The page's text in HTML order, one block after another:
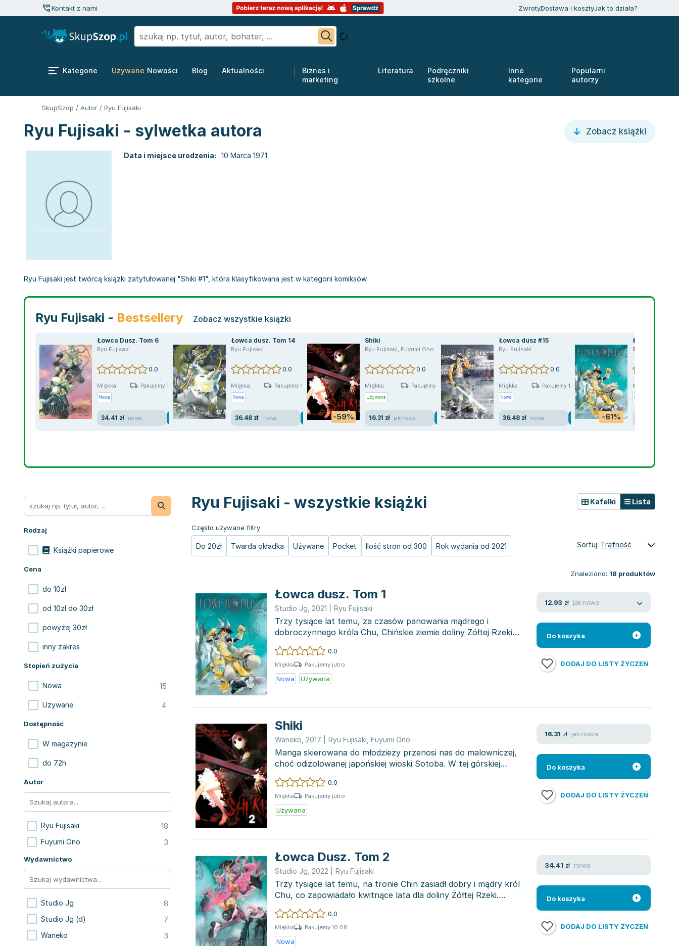
Kontakt z nami ZwrotyDostawa i kosztyJak to działa?
Kategorie Używane Nowości Blog Aktualności
Biznes i
marketing
Literatura
Podręczniki
szkolne
Inne
kategorie
Popularni
autorzy
SkupSzop / Autor / Ryu Fujisaki
Ryu Fujisaki - sylwetka autora Zobacz książki
Data i miejsce urodzenia: 10 Marca 1971
Ryu Fujisaki jest twórcą książki zatytułowanej "Shiki #1", która klasyfikowana jest w kategorii komiksów.
Ryu Fujisaki - Bestsellery Zobacz wszystkie książki
Łowca Dusz. Tom 6
Ryu Fujisaki
0.0
Miękka Pakujemy 10.08
Nowa
34.41 zł nowa
Łowca dusz. Tom 14
Ryu Fujisaki
0.0
Miękka Pakujemy 10.08
Nowa
36.48 zł nowa -59%
Shiki
Ryu Fujisaki, Fuyumi Ono
0.0
Miękka Pakujemy jutro
Używana
16.31 zł jak nowa
Łowca dusz #15
Ryu Fujisaki
0.0
Miękka Pakujemy 10.08
Nowa
36.48 zł nowa -61%
Łowca dusz.
Ryu Fujisaki
Miękka
Nowa
Rodzaj
Książki papierowe
Cena
do 10zł
od 10zł do 30zł
powyżej 30zł
inny zakres
Stopień zużycia
Nowa 15
Używane 4
Dostępność
W magazynie
do 72h
Autor
Ryu Fujisaki 18
Fuyumi Ono 3
Wydawnictwo
Studio Jg 8
Studio Jg (d) 7
Waneko 3
Ryu Fujisaki - wszystkie książki
Często używane filtry
Do 20zł Twarda okładka Używane Pocket Ilość stron od 300 Rok wydania od 2021
Kafelki Lista
Sortuj: Trafność
Znaleziono: 18 produktów
Łowca dusz. Tom 1
Studio Jg 2021 Ryu Fujisaki
Trzy tysiące lat temu, za czasów panowania mądrego i
dobroczynnego króla Chu, Chińskie ziemie doliny Żółtej Rzeki
cieszyły się per...
0.0
Miękka Pakujemy jutro
Nowa Używana
12.93 zł jak nowa
Do koszyka
DODAJ DO LISTY ŻYCZEŃ
Shiki
Waneko 2017 Ryu Fujisaki Fuyumi Ono
Manga skierowana do młodzieży przenosi nas do malowniczej,
choć odizolowanej japońskiej wioski Sotoba. W tej górskiej
miejscowości...
0.0
Miękka Pakujemy jutro
Używana
16.31 zł jak nowa
Do koszyka
DODAJ DO LISTY ŻYCZEŃ
Łowca Dusz. Tom 2
Studio Jg 2022 Ryu Fujisaki
Trzy tysiące lat temu, na tronie Chin zasiadł dobry i mądry król
Chu, co zapowiadało kwitnące lata dla doliny Żółtej Rzeki.
Jednak...
0.0
Miękka Pakujemy 10.08
Nowa
34.41 zł nowa
Do koszyka
DODAJ DO LISTY ŻYCZEŃ